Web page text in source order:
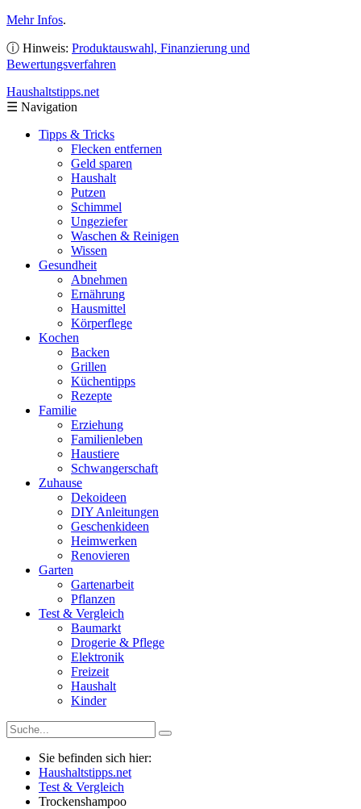
Mehr Infos.
ⓘ Hinweis: Produktauswahl, Finanzierung und
Bewertungsverfahren
Haushaltstipps.net
☰ Navigation
Tipps & Tricks
Flecken entfernen
Geld sparen
Haushalt
Putzen
Schimmel
Ungeziefer
Waschen & Reinigen
Wissen
Gesundheit
Abnehmen
Ernährung
Hausmittel
Körperflege
Kochen
Backen
Grillen
Küchentipps
Rezepte
Familie
Erziehung
Familienleben
Haustiere
Schwangerschaft
Zuhause
Dekoideen
DIY Anleitungen
Geschenkideen
Heimwerken
Renovieren
Garten
Gartenarbeit
Pflanzen
Test & Vergleich
Baumarkt
Drogerie & Pflege
Elektronik
Freizeit
Haushalt
Kinder
Sie befinden sich hier:
Haushaltstipps.net
Test & Vergleich
Trockenshampoo